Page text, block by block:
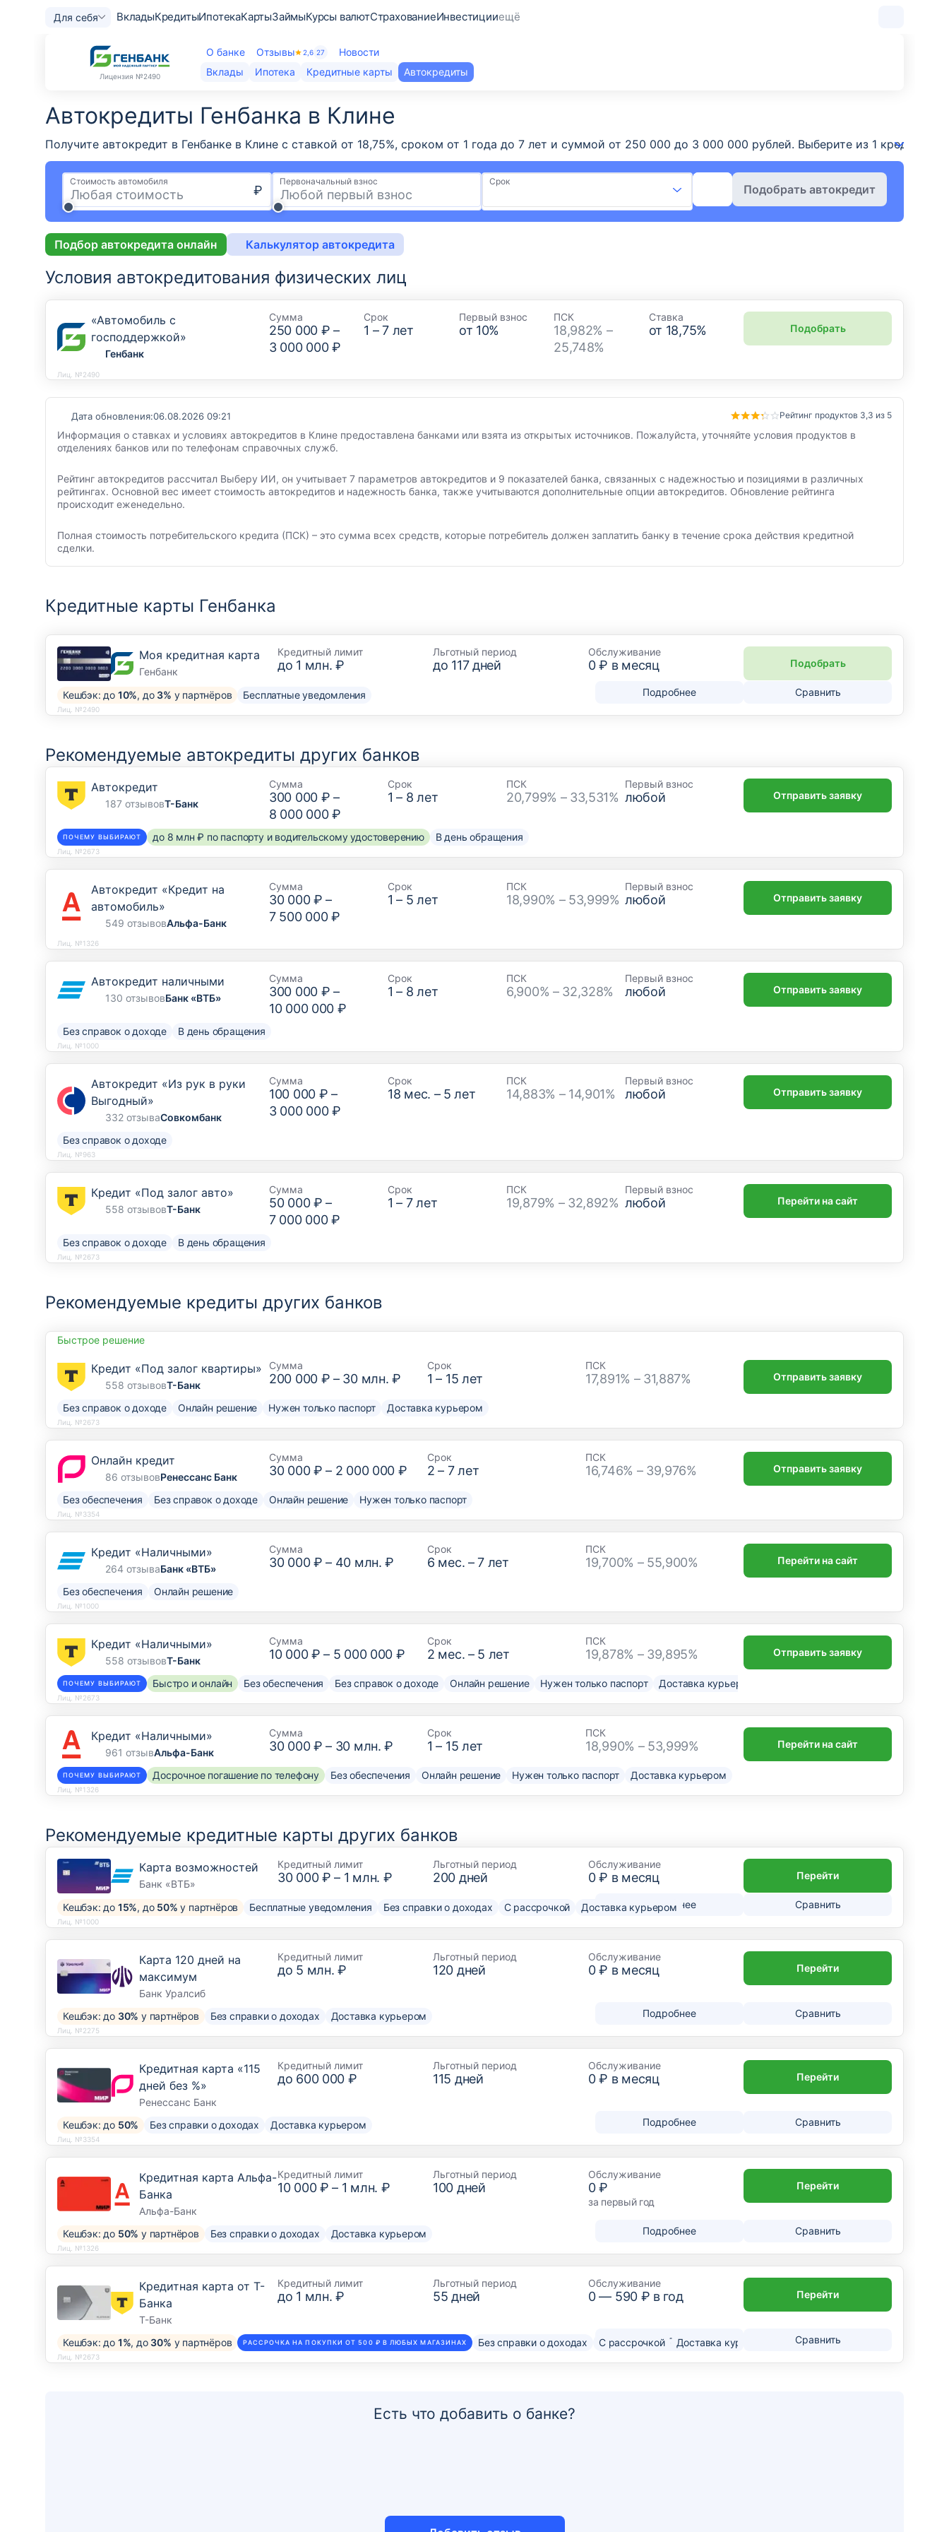
Для себя ВкладыКредитыИпотекаКартыЗаймыКурсы валютСтрахованиеИнвестицииещё
Лицензия №2490
О банке Отзывы 2,6 27
Новости
Вклады
Ипотека Кредитные карты Автокредиты
Автокредиты Генбанка​ в Клине
Получите автокредит в Генбанке в Клине с ставкой от 18,75%, сроком от 1 года до 7 лет и суммой от 250 000 до 3 000 000 рублей. Выберите из 1
Стоимость автомобиля
₽
Первоначальный взнос Срок
Подобрать автокредит
Подбор автокредита онлайн Калькулятор автокредита
Условия автокредитования физических лиц
«Автомобиль с
господдержкой»
Генбанк
Сумма
250 000 ₽ –
3 000 000 ₽
Срок
1 –7лет
Первый взнос
от 10%
ПСК
18,982% –
25,748%
Ставка
от 18,75% Подобрать
Лиц. №2490
Дата обновления:06.08.2026 09:21 Рейтинг продуктов 3,3 из 5
Информация о ставках и условиях автокредитов в Клине предоставлена банками или взята из открытых источников. Пожалуйста, уточняйте условия продуктов в
отделениях банков или по телефонам справочных служб.
Рейтинг автокредитов рассчитал Выберу ИИ, он учитывает 7 параметров автокредитов и 9 показателей банка, связанных с надежностью и позициями в различных
рейтингах. Основной вес имеет стоимость автокредитов и надежность банка, также учитываются дополнительные опции автокредитов. Обновление рейтинга
происходит еженедельно.
Полная стоимость потребительского кредита (ПСК) – это сумма всех средств, которые потребитель должен заплатить банку в течение срока действия кредитной
сделки.
Кредитные карты Генбанка
Моя кредитная карта
Генбанк
Кредитный лимит
до 1 млн. ₽
Льготный период
до 117дней
Обслуживание
0 ₽ в месяц
Кешбэк: до 10%, до 3% у партнёров Бесплатные уведомления Подробнее Сравнить
Подобрать
Лиц. №2490
Рекомендуемые автокредиты других банков
Автокредит
187 отзывовТ-Банк
Сумма
300 000 ₽ –
8 000 000 ₽
Срок
1 – 8 лет
ПСК
20,799% – 33,531%
Первый взнос
любой
ПОЧЕМУ ВЫБИРАЮТ до 8 млн ₽ по паспорту и водительскому удостоверению В день обращения
Отправить заявку
Лиц. №2673
Автокредит «Кредит на
автомобиль»
549 отзывовАльфа-Банк
Сумма
30 000 ₽ –
7 500 000 ₽
Срок
1 – 5 лет
ПСК
18,990% – 53,999%
Первый взнос
любой Отправить заявку
Лиц. №1326
Автокредит наличными
130 отзывовБанк «ВТБ»
Сумма
300 000 ₽ –
10 000 000 ₽
Срок
1 – 8 лет
ПСК
6,900% – 32,328%
Первый взнос
любой
Без справок о доходе В день обращения
Отправить заявку
Лиц. №1000
Автокредит «Из рук в руки
Выгодный»
332 отзываСовкомбанк
Сумма
100 000 ₽ –
3 000 000 ₽
Срок
18 мес. – 5 лет
ПСК
14,883% – 14,901%
Первый взнос
любой
Без справок о доходе
Отправить заявку
Лиц. №963
Кредит «Под залог авто»
558 отзывовТ-Банк
Сумма
50 000 ₽ –
7 000 000 ₽
Срок
1 – 7лет
ПСК
19,879% – 32,892%
Первый взнос
любой
Без справок о доходе В день обращения
Перейти на сайт
Лиц. №2673
Рекомендуемые кредиты других банков
Быстрое решение
Кредит «Под залог квартиры»
558 отзывовТ-Банк
Сумма
200 000 ₽ – 30 млн. ₽
Срок
1 – 15 лет
ПСК
17,891% – 31,887%
Без справок о доходе Онлайн решение Нужен только паспорт Доставка курьером
Отправить заявку
Лиц. №2673
Онлайн кредит
86 отзывовРенессанс Банк
Сумма
30 000 ₽ – 2 000 000 ₽
Срок
2 – 7лет
ПСК
16,746% – 39,976%
Без обеспечения Без справок о доходе Онлайн решение Нужен только паспорт
Отправить заявку
Лиц. №3354
Кредит «Наличными»
264 отзываБанк «ВТБ»
Сумма
30 000 ₽ – 40 млн. ₽
Срок
6 мес. –7 лет
ПСК
19,700% – 55,900%
Без обеспечения Онлайн решение
Перейти на сайт
Лиц. №1000
Кредит «Наличными»
558 отзывовТ-Банк
Сумма
10 000 ₽ – 5 000 000 ₽
Срок
2 мес. – 5 лет
ПСК
19,878% – 39,895%
ПОЧЕМУ ВЫБИРАЮТ Быстро и онлайн Без обеспечения Без справок о доходе Онлайн решение Нужен только паспорт Доставка курьером
Отправить заявку
Лиц. №2673
Кредит «Наличными»
961 отзывАльфа-Банк
Сумма
30 000 ₽ – 30 млн. ₽
Срок
1 – 15 лет
ПСК
18,990% – 53,999%
ПОЧЕМУ ВЫБИРАЮТ Досрочное погашение по телефону Без обеспечения Онлайн решение Нужен только паспорт Доставка курьером
Перейти на сайт
Лиц. №1326
Рекомендуемые кредитные карты других банков
Карта возможностей
Банк «ВТБ»
Кредитный лимит
30 000 ₽ – 1 млн. ₽
Льготный период
200 дней
Обслуживание
0 ₽ в месяц
Кешбэк: до 15%, до 50% у партнёров Бесплатные уведомления Без справки о доходах С рассрочкой Доставка курьером
Подробнее Сравнить
Перейти
Лиц. №1000
Карта 120 дней на
максимум
Банк Уралсиб
Кредитный лимит
до 5 млн. ₽
Льготный период
120 дней
Обслуживание
0 ₽ в месяц
Кешбэк: до 30% у партнёров Без справки о доходах Доставка курьером Подробнее Сравнить
Перейти
Лиц. №2275
Кредитная карта «115
дней без %»
Ренессанс Банк
Кредитный лимит
до 600 000 ₽
Льготный период
115 дней
Обслуживание
0 ₽ в месяц
Кешбэк: до 50% Без справки о доходах Доставка курьером Подробнее Сравнить
Перейти
Лиц. №3354
Кредитная карта Альфа-
Банка
Альфа-Банк
Кредитный лимит
10 000 ₽ – 1 млн. ₽
Льготный период
100 дней
Обслуживание
0 ₽
за первый год
Кешбэк: до 50% у партнёров Без справки о доходах Доставка курьером Подробнее Сравнить
Перейти
Лиц. №1326
Кредитная карта от Т-
Банка
Т-Банк
Кредитный лимит
до 1 млн. ₽
Льготный период
55 дней
Обслуживание
0 — 590 ₽ в год
Кешбэк: до 1%, до 30% у партнёров РАССРОЧКА НА ПОКУПКИ ОТ 500 ₽ В ЛЮБЫХ МАГАЗИНАХ Без справки о доходах С рассрочкой Доставка курьером
Подробнее Сравнить
Перейти
Лиц. №2673
Есть что добавить о банке?